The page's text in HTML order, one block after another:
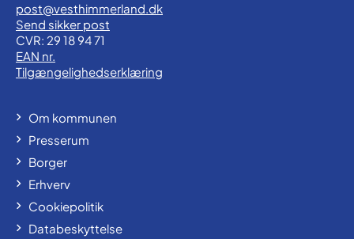
post@vesthimmerland.dk
Send sikker post
CVR: 29 18 94 71
EAN nr.
Tilgængelighedserklæring
Om kommunen
Presserum
Borger
Erhverv
Cookiepolitik
Databeskyttelse